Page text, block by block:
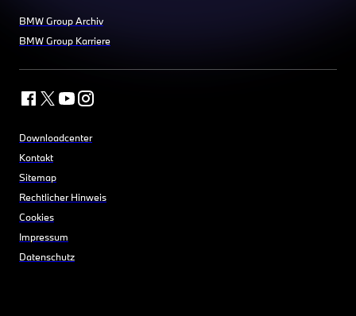
BMW Group Archiv
BMW Group Karriere
Downloadcenter
Kontakt
Sitemap
Rechtlicher Hinweis
Cookies
Impressum
Datenschutz